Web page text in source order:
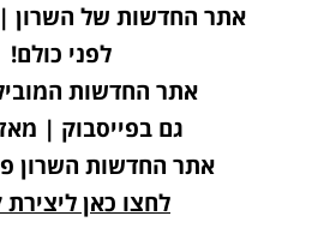
אתר החדשות של השרון |
לפני כולם!
אתר החדשות
גם בפייסבוק | מאז 2013
אתר החדשות השרון
לחצו כאן